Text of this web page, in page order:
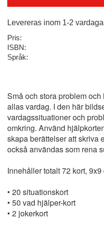
Levereras inom 1-2
Pris:
ISBN:
Språk:
Små och stora problem
allas vardag. I den här
vardagssituationer och
omkring. Använd
skapa berättelser att skriva
också användas som rena
Innehåller totalt 72 kort,
• 20 situationskort
• 50 vad hjälper-kort
• 2 jokerkort